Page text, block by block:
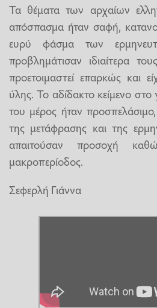
Τα θέματα των αρχαίων
απόσπασμα ήταν σαφή,
ευρύ φάσμα των
προβλημάτισαν ιδιαίτερα
προετοιμαστεί επαρκώς και
ύλης. Το αδίδακτο κείμενο στο
του μέρος ήταν
της μετάφρασης και της
απαιτούσαν προσοχή
μακροπερίοδος.
Σεφερλή Γιάννα